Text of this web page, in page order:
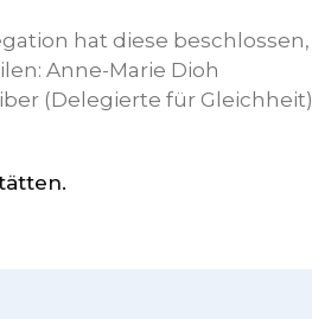
hat diese beschlossen,
Anne-Marie Dioh
(Delegierte für Gleichheit)